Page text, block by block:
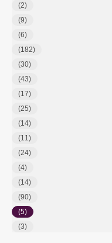
(2)
(9)
(6)
(182)
(30)
(43)
(17)
(25)
(14)
(11)
(24)
(4)
(14)
(90)
(5)
(3)